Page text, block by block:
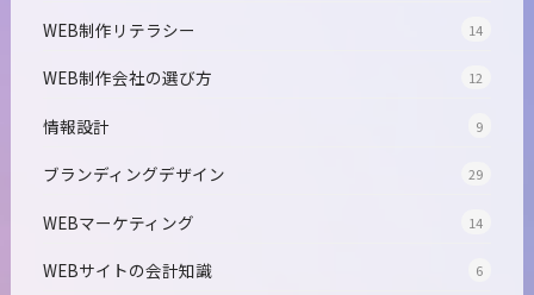
WEB制作リテラシー 14
WEB制作会社の選び方 12
情報設計 9
ブランディングデザイン 29
WEBマーケティング 14
WEBサイトの会計知識 6